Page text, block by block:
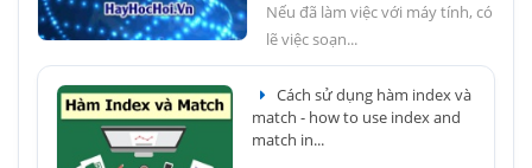
Nếu đã làm việc với máy tính, có
lẽ việc soạn...
Cách sử dụng hàm index và
match - how to use index and
match in...